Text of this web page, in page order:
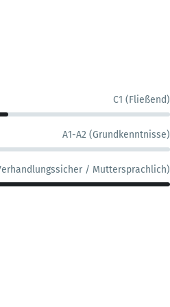
C1 (Fließend)
A1-A2 (Grundkenntnisse)
/ Muttersprachlich)